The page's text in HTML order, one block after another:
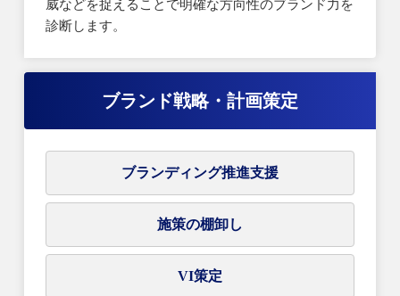
威などを捉えることで明確な方向性のブランド力を
診断します。
ブランド戦略・計画策定
ブランディング推進支援
施策の棚卸し
VI策定